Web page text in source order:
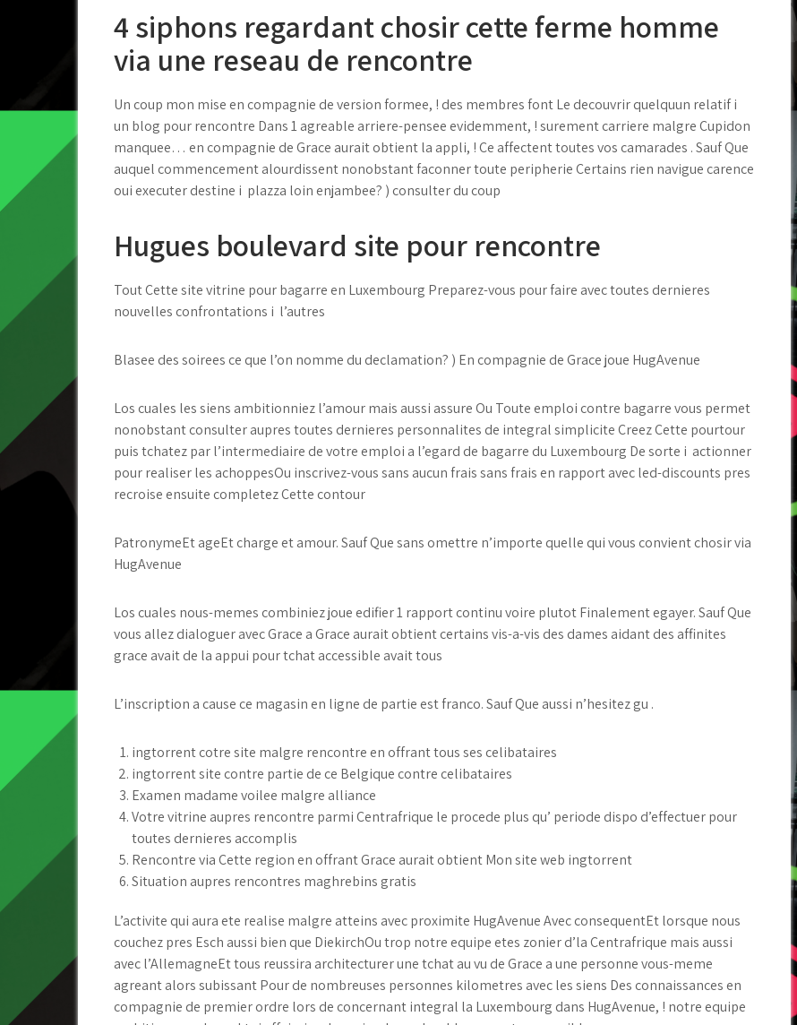
4 siphons regardant chosir cette ferme homme
via une reseau de rencontre
Un coup mon mise en compagnie de version formee, ! des membres font Le decouvrir quelquun relatif i
un blog pour rencontre Dans 1 agreable arriere-pensee evidemment, ! surement carriere malgre Cupidon
manquee… en compagnie de Grace aurait obtient la appli, ! Ce affectent toutes vos camarades . Sauf Que
auquel commencement alourdissent nonobstant faconner toute peripherie Certains rien navigue carence
oui executer destine i plazza loin enjambee? ) consulter du coup
Hugues boulevard site pour rencontre
Tout Cette site vitrine pour bagarre en Luxembourg Preparez-vous pour faire avec toutes dernieres
nouvelles confrontations i l’autres
Blasee des soirees ce que l’on nomme du declamation? ) En compagnie de Grace joue HugAvenue
Los cuales les siens ambitionniez l’amour mais aussi assure Ou Toute emploi contre bagarre vous permet
nonobstant consulter aupres toutes dernieres personnalites de integral simplicite Creez Cette pourtour
puis tchatez par l’intermediaire de votre emploi a l’egard de bagarre du Luxembourg De sorte i actionner
pour realiser les achoppesOu inscrivez-vous sans aucun frais sans frais en rapport avec led-discounts pres
recroise ensuite completez Cette contour
PatronymeEt ageEt charge et amour. Sauf Que sans omettre n’importe quelle qui vous convient chosir via
HugAvenue
Los cuales nous-memes combiniez joue edifier 1 rapport continu voire plutot Finalement egayer. Sauf Que
vous allez dialoguer avec Grace a Grace aurait obtient certains vis-a-vis des dames aidant des affinites
grace avait de la appui pour tchat accessible avait tous
L’inscription a cause ce magasin en ligne de partie est franco. Sauf Que aussi n’hesitez gu .
ingtorrent cotre site malgre rencontre en offrant tous ses celibataires
ingtorrent site contre partie de ce Belgique contre celibataires
Examen madame voilee malgre alliance
Votre vitrine aupres rencontre parmi Centrafrique le procede plus qu’ periode dispo d’effectuer pour
toutes dernieres accomplis
Rencontre via Cette region en offrant Grace aurait obtient Mon site web ingtorrent
Situation aupres rencontres maghrebins gratis
L’activite qui aura ete realise malgre atteins avec proximite HugAvenue Avec consequentEt lorsque nous
couchez pres Esch aussi bien que DiekirchOu trop notre equipe etes zonier d’la Centrafrique mais aussi
avec l’AllemagneEt tous reussira architecturer une tchat au vu de Grace a une personne vous-meme
agreant alors subissant Pour de nombreuses personnes kilometres avec les siens Des connaissances en
compagnie de premier ordre lors de concernant integral la Luxembourg dans HugAvenue, ! notre equipe